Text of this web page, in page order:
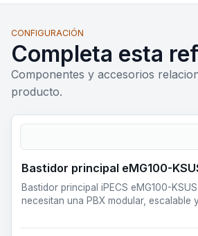
CONFIGURACIÓN
Completa esta
Componentes y accesorios
producto.
Bastidor principal eMG100-
Bastidor principal iPECS eMG100-
necesitan una PBX modular, escalable